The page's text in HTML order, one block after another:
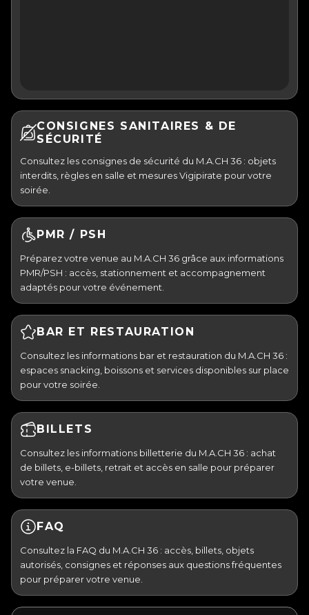
CONSIGNES SANITAIRES & DE
SÉCURITÉ
Consultez les consignes de sécurité du M.A.CH 36 : objets
interdits, règles en salle et mesures Vigipirate pour votre
soirée.
PMR / PSH
Préparez votre venue au M.A.CH 36 grâce aux informations
PMR/PSH : accès, stationnement et accompagnement
adaptés pour votre événement.
BAR ET RESTAURATION
Consultez les informations bar et restauration du M.A.CH 36 :
espaces snacking, boissons et services disponibles sur place
pour votre soirée.
BILLETS
Consultez les informations billetterie du M.A.CH 36 : achat
de billets, e-billets, retrait et accès en salle pour préparer
votre venue.
FAQ
Consultez la FAQ du M.A.CH 36 : accès, billets, objets
autorisés, consignes et réponses aux questions fréquentes
pour préparer votre venue.